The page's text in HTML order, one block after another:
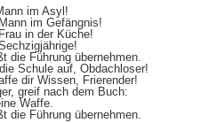
im Asyl!
im Gefängnis!
in der Küche!
die Führung übernehmen.
Schule auf, Obdachloser!
dir Wissen, Frierender!
greif nach dem Buch:
Waffe.
die Führung übernehmen.